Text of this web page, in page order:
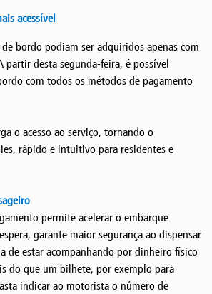
acessível
bordo podiam ser adquiridos apenas com
partir desta segunda-feira, é possível
com todos os métodos de pagamento
o acesso ao serviço, tornando o
rápido e intuitivo para residentes e
permite acelerar o embarque
garante maior segurança ao dispensar
de estar acompanhando por dinheiro físico
do que um bilhete, por exemplo para
indicar ao motorista o número de